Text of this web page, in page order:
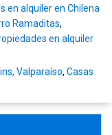
en alquiler en Chilena
Ramaditas,
en alquiler
Valparaíso, Casas